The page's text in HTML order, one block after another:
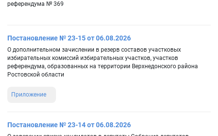
референдума № 369
Постановление № 23-15 от 06.08.2026
О дополнительном зачислении в резерв составов участковых
избирательных комиссий избирательных участков, участков
референдума, образованных на территории Верхнедонского района
Ростовской области
Приложение
Постановление № 23-14 от 06.08.2026